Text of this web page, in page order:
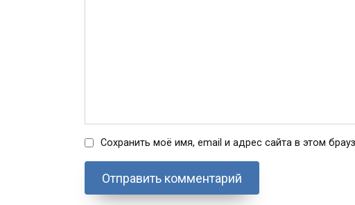
Сохранить моё имя, email и адрес сайта в этом